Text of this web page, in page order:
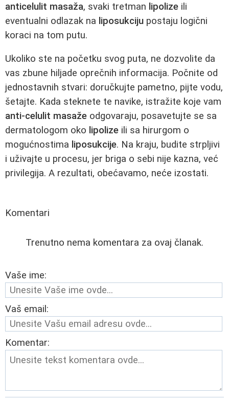
anticelulit masaža, svaki tretman lipolize ili
eventualni odlazak na liposukciju postaju logični
koraci na tom putu.
Ukoliko ste na početku svog puta, ne dozvolite da
vas zbune hiljade oprečnih informacija. Počnite od
jednostavnih stvari: doručkujte pametno, pijte vodu,
šetajte. Kada steknete te navike, istražite koje vam
anti-celulit masaže odgovaraju, posavetujte se sa
dermatologom oko lipolize ili sa hirurgom o
mogućnostima liposukcije. Na kraju, budite strpljivi
i uživajte u procesu, jer briga o sebi nije kazna, već
privilegija. A rezultati, obećavamo, neće izostati.
Komentari
Trenutno nema komentara za ovaj članak.
Vaše ime:
Vaš email:
Komentar: